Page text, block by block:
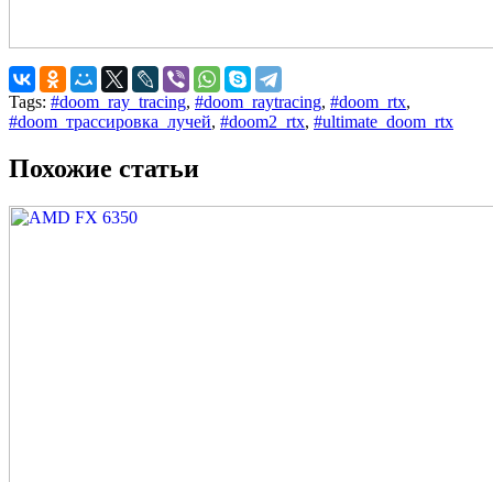
Tags: #doom_ray_tracing, #doom_raytracing, #doom_rtx,
#doom_трассировка_лучей, #doom2_rtx, #ultimate_doom_rtx
Похожие статьи